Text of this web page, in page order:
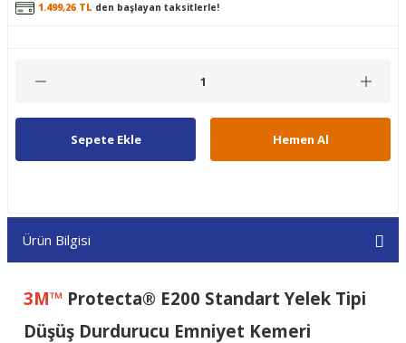
1.499,26 TL den başlayan taksitlerle!
Sepete Ekle Hemen Al
Ürün Bilgisi
3M™ Protecta® E200 Standart Yelek Tipi
Düşüş Durdurucu Emniyet Kemeri